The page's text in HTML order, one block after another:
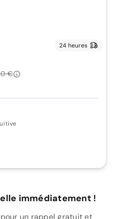
24 heures
€
immédiatement !
un rappel gratuit et